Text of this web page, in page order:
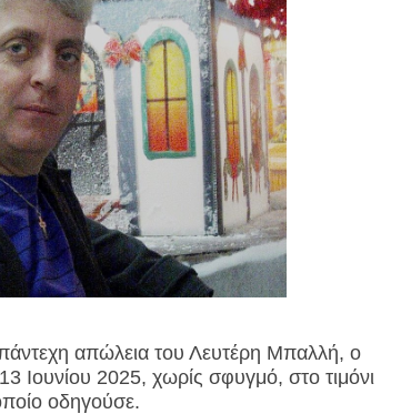
απώλεια του Λευτέρη Μπαλλή, ο
Ιουνίου 2025, χωρίς σφυγμό, στο τιμόνι
οδηγούσε.